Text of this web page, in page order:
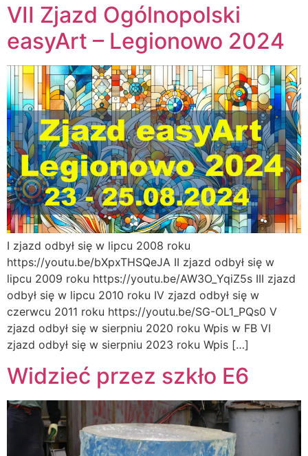
VII Zjazd Ogólnopolski
easyArt – Legionowo 2024
I zjazd odbył się w lipcu 2008 roku
https://youtu.be/bXpxTHSQeJA II zjazd odbył się w
lipcu 2009 roku https://youtu.be/AW3O_YqiZ5s III zjazd
odbył się w lipcu 2010 roku IV zjazd odbył się w
czerwcu 2011 roku https://youtu.be/SG-OL1_PQs0 V
zjazd odbył się w sierpniu 2020 roku Wpis w FB VI
zjazd odbył się w sierpniu 2023 roku Wpis […]
Widzieć przez szkło E6